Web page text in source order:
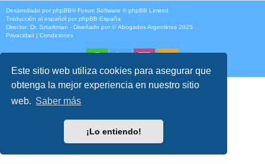
Este sitio web utiliza cookies para asegurar que
obtenga la mejor experiencia en nuestro sitio
web. Saber más
¡Lo entiendo!
Desarrollado por phpBB® Forum Software © phpBB Limited
Traducción al español por phpBB España
Director: Dr. Sztarkman - Diseñado por ©Abogados Argentinos 2025
Privacidad | Condiciones